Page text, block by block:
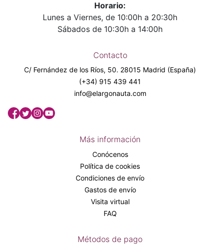
Horario:
Lunes a Viernes, de 10:00h a 20:30h
Sábados de 10:30h a 14:00h
Contacto
C/ Fernández de los Ríos, 50. 28015 Madrid (España)
(+34) 915 439 441
info@elargonauta.com
Más información
Conócenos
Política de cookies
Condiciones de envío
Gastos de envío
Visita virtual
FAQ
Métodos de pago